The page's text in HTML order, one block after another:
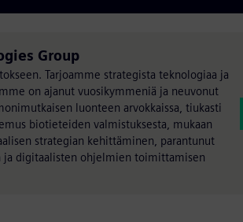
Group
Tarjoamme strategista teknologiaa ja
on ajanut vuosikymmeniä ja neuvonut
luonteen arvokkaissa, tiukasti
biotieteiden valmistuksesta, mukaan
strategian kehittäminen, parantunut
ja digitaalisten ohjelmien toimittamisen